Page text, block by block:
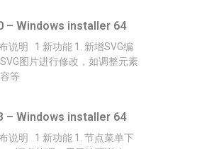
– Windows installer 64
说明 1 新功能 1. 新增SVG编
图片进行修改，如调整元素
等
– Windows installer 64
说明 1 新功能 1. 节点菜单下